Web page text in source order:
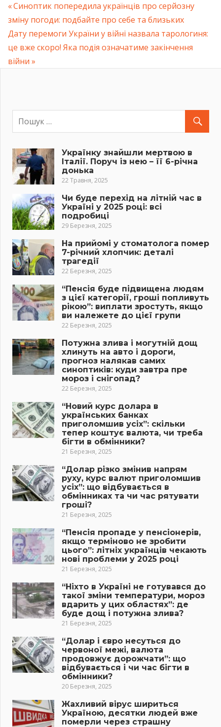
Навігація
записів
Previous
Post:
Синоптик попередила українців про серйозну
зміну погоди: подбайте про себе та близьких
Next
Post:
Дату перемоги України у війні назвала тарологиня:
це вже скоро! Яка подія означатиме закінчення
війни
Українку знайшли мертвою в
Італії. Поруч із нею – її 6-річна
донька
22 Травня, 2025
Чи буде перехід на літній час в
Україні у 2025 році: всі
подробиці
29 Березня, 2025
На прийомі у стоматолога помер
7-річний хлопчик: деталі
трагедії
22 Березня, 2025
“Пенсія буде підвищена людям
з цієї категорії, гроші попливуть
рікою”: виплати зростуть, якщо
ви належете до цієї групи
22 Березня, 2025
Потужна злива і могутній дощ
хлинуть на авто і дороги,
прогноз налякав самих
синоптиків: куди завтра пре
мороз і снігопад?
22 Березня, 2025
“Новий курс долара в
українських банках
приголомшив усіх”: скільки
тепер коштує валюта, чи треба
бігти в обмінники?
21 Березня, 2025
“Долар різко змінив напрям
руху, курс валют приголомшив
усіх”: що відбувається в
обмінниках та чи час рятувати
гроші?
21 Березня, 2025
“Пенсія пропаде у пенсіонерів,
якщо терміново не зробити
цього”: літніх українців чекають
нові проблеми у 2025 році
21 Березня, 2025
“Ніхто в Україні не готувався до
такої зміни температури, мороз
вдарить у цих областях”: де
буде дощ і потужна злива?
21 Березня, 2025
“Долар і євро несуться до
червоної межі, валюта
продовжує дорожчати”: що
відбувається і чи час бігти в
обмінники?
20 Березня, 2025
Жахливий вірус шириться
Україною, десятки людей вже
померли через страшну